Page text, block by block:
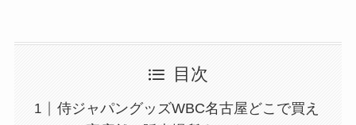
目次
侍ジャパングッズWBC名古屋どこで買え